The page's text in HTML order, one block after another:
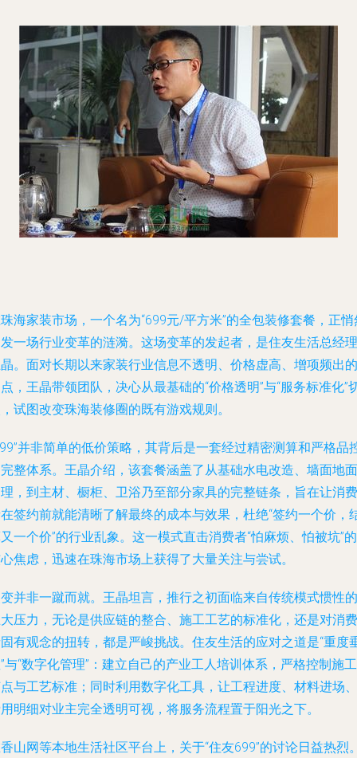
海家装市场，一个名为“699元/平方米”的全包装修套餐，正悄
一场行业变革的涟漪。这场变革的发起者，是住友生活总经理
。面对长期以来家装行业信息不透明、价格虚高、增项频出的
，王晶带领团队，决心从最基础的“价格透明”与“服务标准化”
试图改变珠海装修圈的既有游戏规则。
并非简单的低价策略，其背后是一套经过精密测算和严格品
整体系。王晶介绍，该套餐涵盖了从基础水电改造、墙面地面
，到主材、橱柜、卫浴乃至部分家具的完整链条，旨在让消费
签约前就能清晰了解最终的成本与效果，杜绝“签约一个价，
一个价”的行业乱象。这一模式直击消费者“怕麻烦、怕被坑”的
焦虑，迅速在珠海市场上获得了大量关注与尝试。
并非一蹴而就。王晶坦言，推行之初面临来自传统模式惯性的
压力，无论是供应链的整合、施工工艺的标准化，还是对消费
有观念的扭转，都是严峻挑战。住友生活的应对之道是“重度
与“数字化管理”：建立自己的产业工人培训体系，严格控制施工
与工艺标准；同时利用数字化工具，让工程进度、材料进场、
明细对业主完全透明可视，将服务流程置于阳光之下。
山网等本地生活社区平台上，关于“住友699”的讨论日益热烈